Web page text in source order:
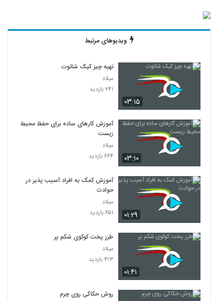
ویدیوهای مرتبط
۰۳:۱۵
تهیه چیز کیک شاتوت
میلاد
۲۴۱ بازدید
۰۳:۱۰
آموزش کارهای ساده برای حفظ محیط
زیست
میلاد
۶۶۴ بازدید
۰۱:۲۹
آموزش کمک به افراد آسیب پذیر در
حوادث
میلاد
۶۵۱ بازدید
۰۱:۴۱
طرز پخت کوکوی شکم پر
میلاد
۴۱۳ بازدید
روش حکاکی روی چرم